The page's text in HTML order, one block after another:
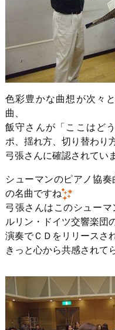
色彩豊かな曲想が次々
曲、
飯守さんが「ここはど
ポ、揺れ方、切り替わり
弓張さんに確認されてい
シューマンのピアノ協
の名曲ですね
弓張さんはこのシュー
ルリン・ドイツ交響楽団
演奏でＣＤをリリースさ
きっと心から共感されて